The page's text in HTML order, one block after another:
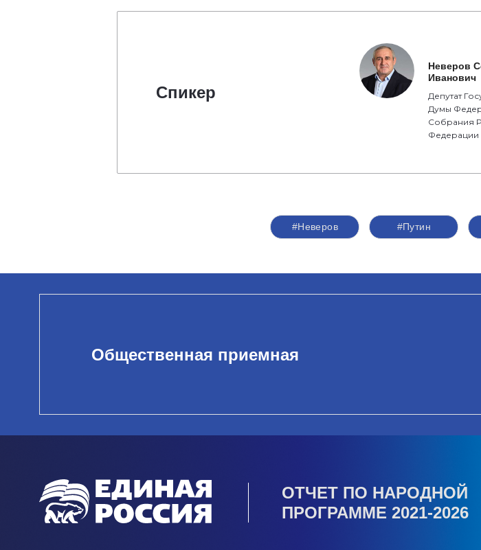
Спикер
Неверов
Иванович
Депутат
Думы
Собрания
Федерации
#Неверов #Путин
Общественная приемная
ОТЧЕТ ПО НАРОДНОЙ
ПРОГРАММЕ 2021-2026